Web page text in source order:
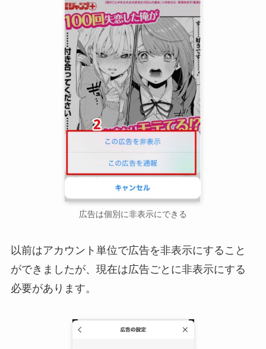
広告は個別に非表示にできる
以前はアカウント単位で広告を非表示にすること
ができましたが、現在は広告ごとに非表示にする
必要があります。